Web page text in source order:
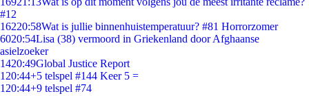
#12
16220:58Wat is jullie binnenhuistemperatuur? #81 Horrorzomer
6020:54Lisa (38) vermoord in Griekenland door Afghaanse
asielzoeker
1420:49Global Justice Report
1 20:44+5 telspel #144 Keer 5 =
1 20:44+9 telspel #74